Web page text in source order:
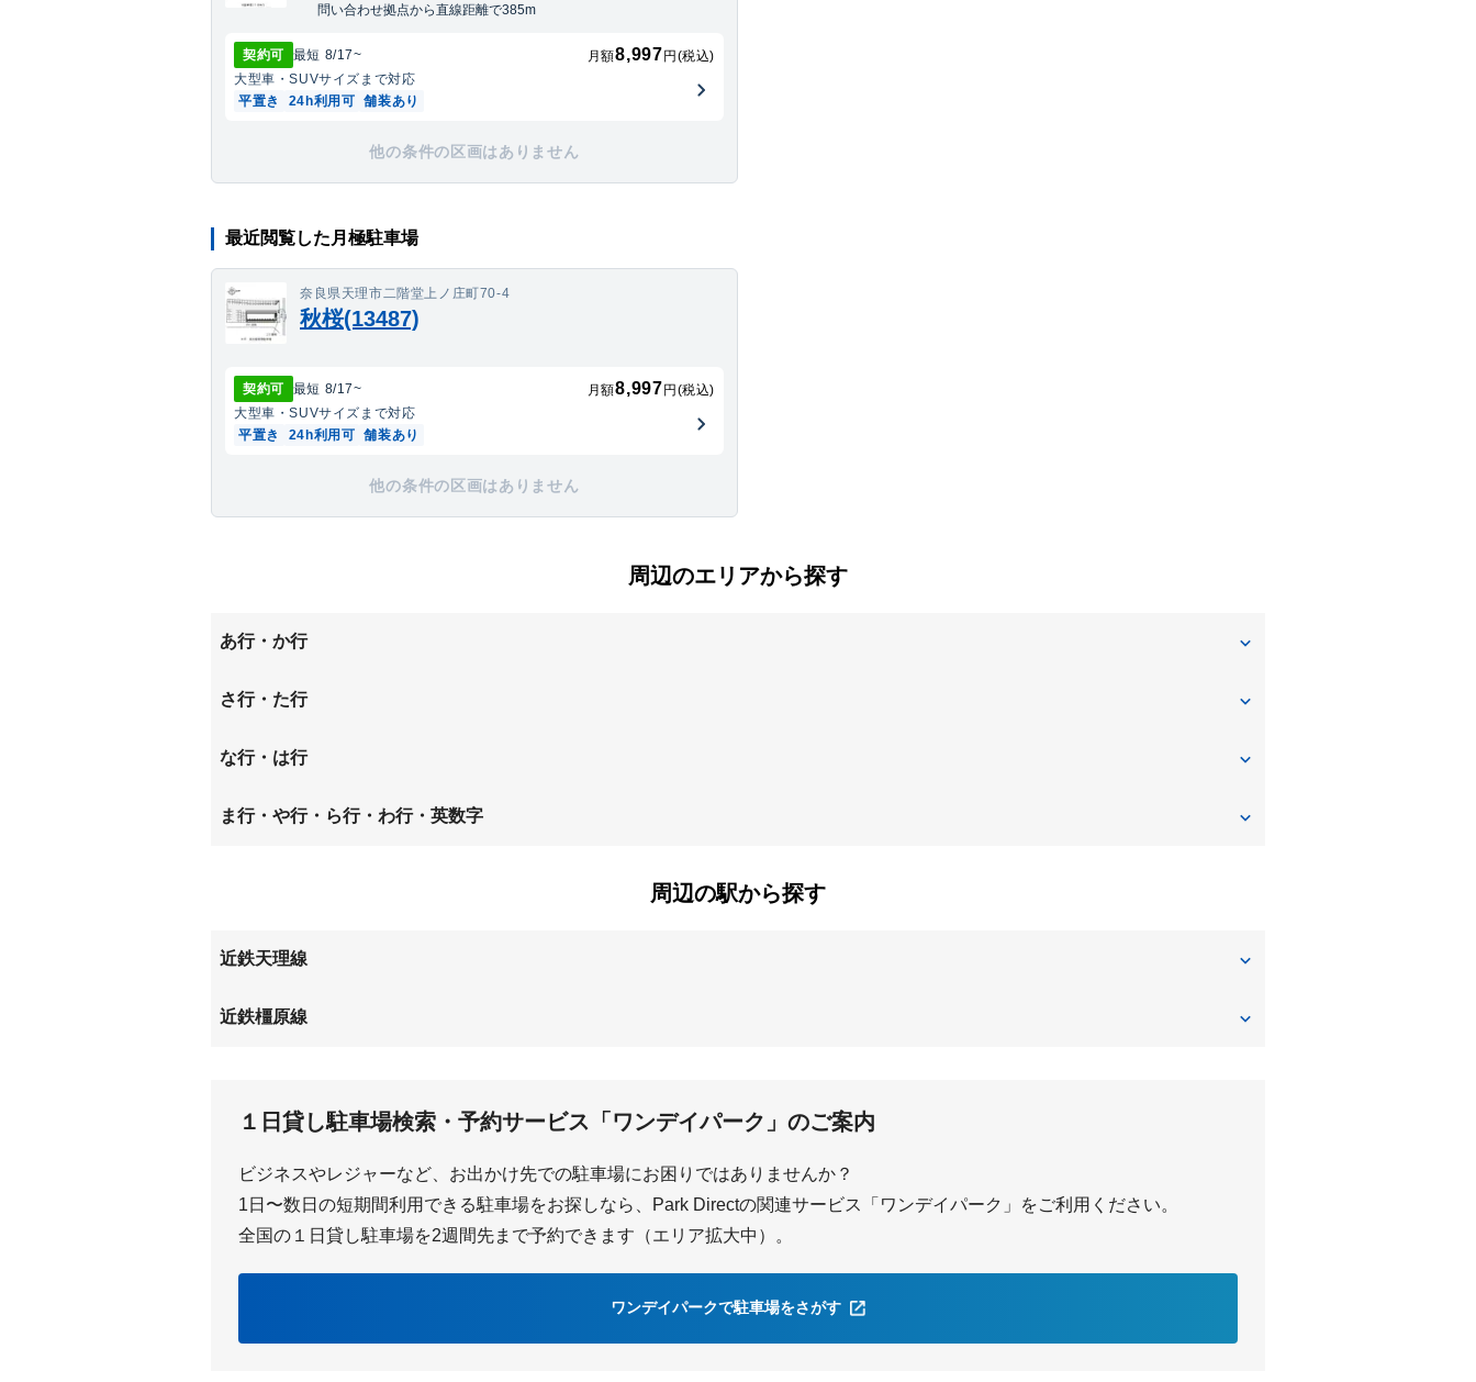
問い合わせ拠点から直線距離で385m
契約可 最短 8/17~ 月額8,997 円(税込)
大型車・SUVサイズまで対応
平置き
24h利用可 舗装あり
他の条件の区画はありません
最近閲覧した月極駐車場
奈良県天理市二階堂上ノ庄町70-4
秋桜(13487)
契約可 最短 8/17~ 月額8,997 円(税込)
大型車・SUVサイズまで対応
平置き
24h利用可 舗装あり
他の条件の区画はありません
周辺のエリアから探す
あ行・か行
岩室町
さ行・た行
杉本町
な行・は行
二階堂上ノ庄町 東井戸堂町
ま行・や行・ら行・わ行・英数字
周辺の駅から探す
近鉄天理線
二階堂
近鉄橿原線
１日貸し駐車場検索・予約サービス「ワンデイパーク」のご案内
ビジネスやレジャーなど、お出かけ先での駐車場にお困りではありませんか？
1日〜数日の短期間利用できる駐車場をお探しなら、Park Directの関連サービス「ワンデイパーク」をご利用ください。
全国の１日貸し駐車場を2週間先まで予約できます（エリア拡大中）。
ワンデイパークで駐車場をさがす